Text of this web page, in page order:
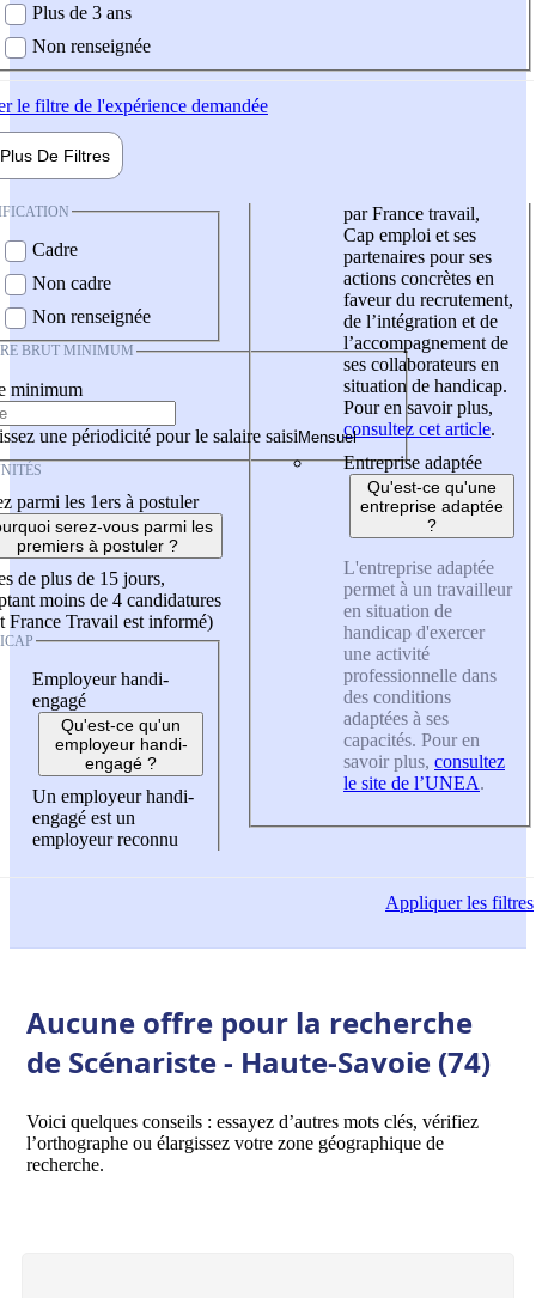
Plus de 3 ans
Non renseignée
le filtre de l'expérience demandée
Plus De Filtres
Cadre
Non cadre
Non renseignée
BRUT MINIMUM
minimum
une périodicité pour le salaire saisi
parmi les 1ers à postuler
serez-vous parmi les
premiers à postuler ?
de plus de 15 jours,
moins de 4 candidatures
France Travail est informé)
Employeur handi-
engagé
Qu'est-ce qu'un
employeur handi-
engagé ?
Un employeur handi-
engagé est un
employeur reconnu
par France travail,
Cap emploi et ses
partenaires pour ses
actions concrètes en
faveur du recrutement,
de l’intégration et de
l’accompagnement de
ses collaborateurs en
situation de handicap.
Pour en savoir plus,
consultez cet article.
Entreprise adaptée
Qu'est-ce qu'une
entreprise adaptée
?
L'entreprise adaptée
permet à un travailleur
en situation de
handicap d'exercer
une activité
professionnelle dans
des conditions
adaptées à ses
capacités. Pour en
savoir plus, consultez
le site de l’UNEA.
Appliquerles filtres
Aucune offre pour la recherche
de Scénariste - Haute-Savoie (74)
Voici quelques conseils : essayez d’autres mots clés, vérifiez
l’orthographe ou élargissez votre zone géographique de
recherche.